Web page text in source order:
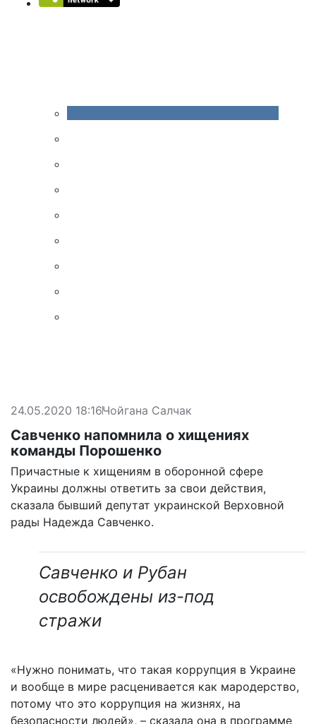
24.05.2020 18:16Чойгана Салчак
Савченко напомнила о хищениях
команды Порошенко
Причастные к хищениям в оборонной сфере
Украины должны ответить за свои действия,
сказала бывший депутат украинской Верховной
рады Надежда Савченко.
Савченко и Рубан
освобождены из-под
стражи
«Нужно понимать, что такая коррупция в Украине
и вообще в мире расценивается как мародерство,
потому что это коррупция на жизнях, на
безопасности людей», – сказала она в программе